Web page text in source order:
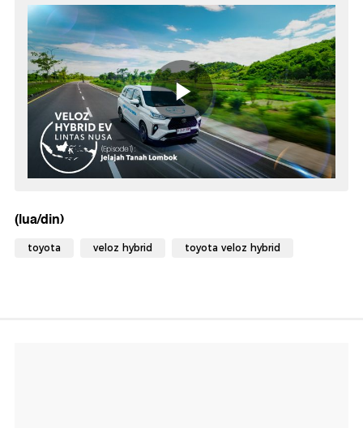
(lua/din)
toyota veloz hybrid toyota veloz hybrid